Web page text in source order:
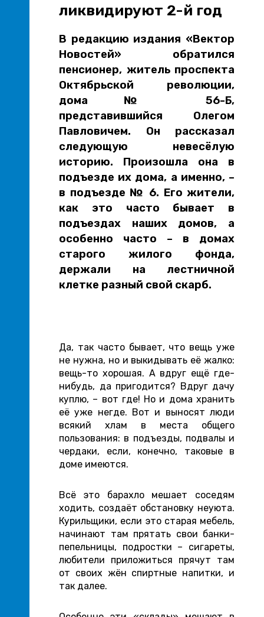
ликвидируют 2-й год
В редакцию издания «Вектор
Новостей» обратился
пенсионер, житель проспекта
Октябрьской революции,
дома № 56-Б,
представившийся Олегом
Павловичем. Он рассказал
следующую невесёлую
историю. Произошла она в
подъезде их дома, а именно, –
в подъезде № 6. Его жители,
как это часто бывает в
подъездах наших домов, а
особенно часто – в домах
старого жилого фонда,
держали на лестничной
клетке разный свой скарб.
Да, так часто бывает, что вещь уже
не нужна, но и выкидывать её жалко:
вещь-то хорошая. А вдруг ещё где-
нибудь, да пригодится? Вдруг дачу
куплю, – вот где! Но и дома хранить
её уже негде. Вот и выносят люди
всякий хлам в места общего
пользования: в подъезды, подвалы и
чердаки, если, конечно, таковые в
доме имеются.
Всё это барахло мешает соседям
ходить, создаёт обстановку неуюта.
Курильщики, если это старая мебель,
начинают там прятать свои банки-
пепельницы, подростки – сигареты,
любители приложиться прячут там
от своих жён спиртные напитки, и
так далее.